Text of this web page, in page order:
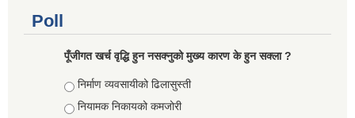
Poll
पूँजीगत खर्च वृद्धि हुन नसक्नुको मुख्य कारण के हुन सक्ला ?
Choices
निर्माण व्यवसायीको ढिलासुस्ती
नियामक निकायको कमजोरी